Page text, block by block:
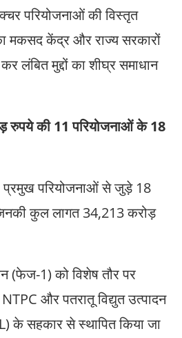
परियोजनाओं की विस्तृत
मकसद केंद्र और राज्य सरकारों
लंबित मुद्दों का शीघ्र समाधान
रुपये की 11 परियोजनाओं के 18
परियोजनाओं से जुड़े 18
जिनकी कुल लागत 34,213 करोड़
(फेज-1) को विशेष तौर पर
और पतरातू विद्युत उत्पादन
के सहकार से स्थापित किया जा